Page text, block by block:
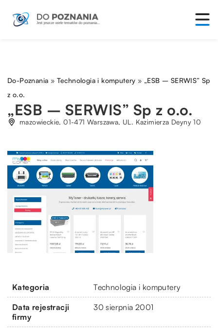
Do-Poznania » Technologia i komputery » „ESB – SERWIS” Sp
z o.o.
„ESB – SERWIS” Sp z o.o.
mazowieckie, 01-471 Warszawa, UL. Kazimierza Deyny 10
Kategoria Technologia i komputery
Data rejestracji
firmy
30 sierpnia 2001